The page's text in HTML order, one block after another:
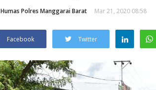
Humas Polres Manggarai Barat Mar 21, 2020 08:58
Facebook Twitter